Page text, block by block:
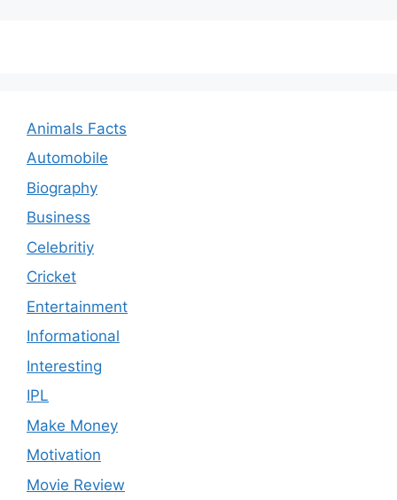
Animals Facts
Automobile
Biography
Business
Celebritiy
Cricket
Entertainment
Informational
Interesting
IPL
Make Money
Motivation
Movie Review